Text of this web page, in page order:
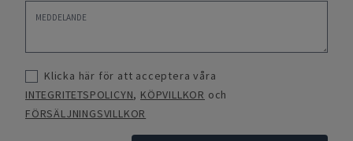
Klicka här för att acceptera våra
INTEGRITETSPOLICYN, KÖPVILLKOR och
FÖRSÄLJNINGSVILLKOR